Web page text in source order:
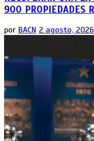
900 PROPIEDADES
por BACN 2 agosto, 2026